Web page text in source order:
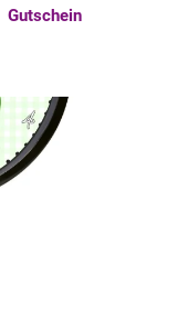
Gutschein